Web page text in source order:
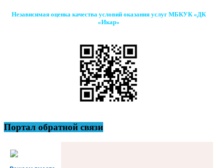
Независимая оценка качества условий оказания услуг МБКУК «ДК
«Икар»
Портал обратной связи